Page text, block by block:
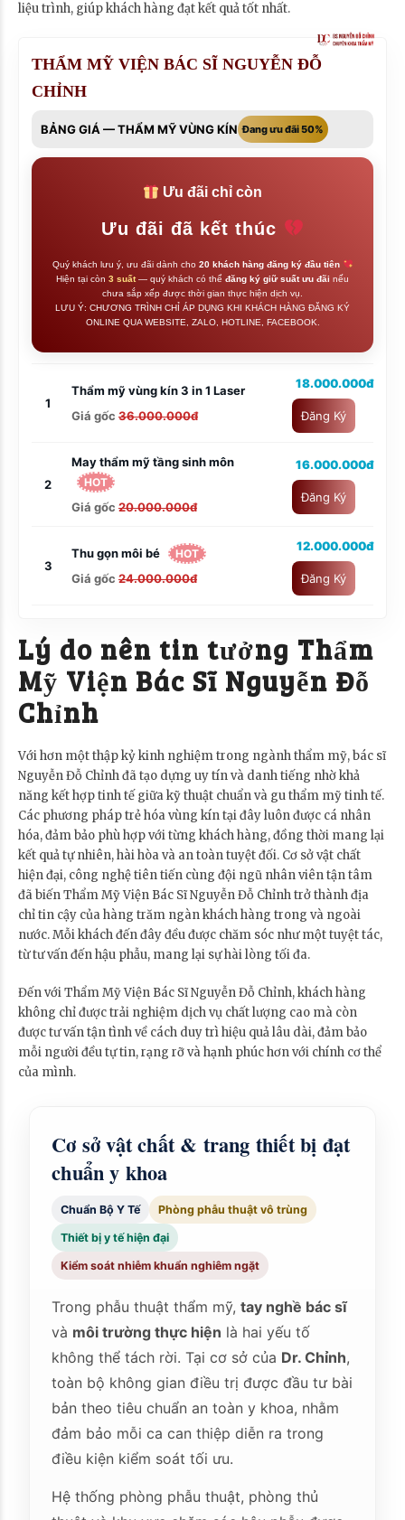
liệu trình, giúp khách hàng đạt kết quả tốt nhất.
THẨM MỸ VIỆN BÁC SĨ NGUYỄN ĐỖ
CHỈNH
BẢNG GIÁ — THẨM MỸ VÙNG KÍN Đang ưu đãi 50%
Ưu đãi chỉ còn
Ưu đãi đã kết thúc
Quý khách lưu ý, ưu đãi dành cho 20 khách hàng đăng ký đầu tiên
Hiện tại còn 3 suất— quý khách có thể đăng ký giữ suất ưu đãi nếu
chưa sắp xếp được thời gian thực hiện dịch vụ.
LƯU Ý: CHƯƠNG TRÌNH CHỈ ÁP DỤNG KHI KHÁCH HÀNG ĐĂNG KÝ
ONLINE QUA WEBSITE, ZALO, HOTLINE, FACEBOOK.
1
Thẩm mỹ vùng kín 3 in 1 Laser
Giá gốc 36.000.000đ
18.000.000đ
Đăng Ký
2
May thẩm mỹ tầng sinh môn
HOT
Giá gốc 20.000.000đ
16.000.000đ
Đăng Ký
3
Thu gọn môi bé HOT
Giá gốc 24.000.000đ
12.000.000đ
Đăng Ký
Lý do nên tin tưởng Thẩm
Mỹ Viện Bác Sĩ Nguyễn Đỗ
Chỉnh
Với hơn một thập kỷ kinh nghiệm trong ngành thẩm mỹ, bác sĩ
Nguyễn Đỗ Chỉnh đã tạo dựng uy tín và danh tiếng nhờ khả
năng kết hợp tinh tế giữa kỹ thuật chuẩn và gu thẩm mỹ tinh tế.
Các phương pháp trẻ hóa vùng kín tại đây luôn được cá nhân
hóa, đảm bảo phù hợp với từng khách hàng, đồng thời mang lại
kết quả tự nhiên, hài hòa và an toàn tuyệt đối. Cơ sở vật chất
hiện đại, công nghệ tiên tiến cùng đội ngũ nhân viên tận tâm
đã biến Thẩm Mỹ Viện Bác Sĩ Nguyễn Đỗ Chỉnh trở thành địa
chỉ tin cậy của hàng trăm ngàn khách hàng trong và ngoài
nước. Mỗi khách đến đây đều được chăm sóc như một tuyệt tác,
từ tư vấn đến hậu phẫu, mang lại sự hài lòng tối đa.
Đến với Thẩm Mỹ Viện Bác Sĩ Nguyễn Đỗ Chỉnh, khách hàng
không chỉ được trải nghiệm dịch vụ chất lượng cao mà còn
được tư vấn tận tình về cách duy trì hiệu quả lâu dài, đảm bảo
mỗi người đều tự tin, rạng rỡ và hạnh phúc hơn với chính cơ thể
của mình.
Cơ sở vật chất & trang thiết bị đạt
chuẩn y khoa
Chuẩn Bộ Y Tế Phòng phẫu thuật vô trùng
Thiết bị y tế hiện đại
Kiểm soát nhiễm khuẩn nghiêm ngặt
Trong phẫu thuật thẩm mỹ,tay nghề bác sĩ
và môi trường thực hiện là hai yếu tố
không thể tách rời. Tại cơ sở của Dr. Chỉnh,
toàn bộ không gian điều trị được đầu tư bài
bản theo tiêu chuẩn an toàn y khoa, nhằm
đảm bảo mỗi ca can thiệp diễn ra trong
điều kiện kiểm soát tối ưu.
Hệ thống phòng phẫu thuật, phòng thủ